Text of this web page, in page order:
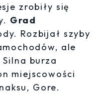
zrobiły się
Grad
Rozbijał szyby
ale
burza
miejscowości
Gore.